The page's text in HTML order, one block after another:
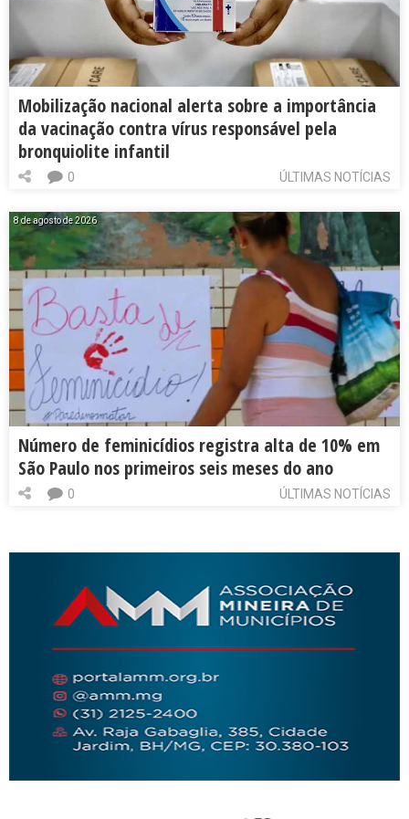
Mobilização nacional alerta sobre a importância
da vacinação contra vírus responsável pela
bronquiolite infantil
ÚLTIMAS NOTÍCIAS
0
8 de agosto de 2026
Número de feminicídios registra alta de 10% em
São Paulo nos primeiros seis meses do ano
ÚLTIMAS NOTÍCIAS
0